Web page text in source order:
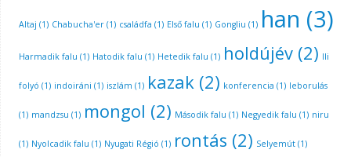
Altaj (1) Chabucha'er(1) családfa (1) Első falu (1) Gongliu (1) han (3)
Harmadik falu (1) Hatodik falu (1) Hetedik falu (1) holdújév(2) Ili
folyó (1) indoiráni (1) iszlám (1) kazak(2) konferencia (1) leborulás
(1) mandzsu (1) mongol (2) Második falu (1) Negyedik falu (1) niru
(1) Nyolcadik falu (1) Nyugati Régió (1) rontás (2) Selyemút(1)